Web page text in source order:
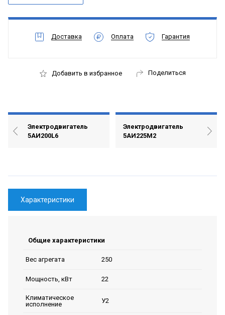
Доставка Оплата Гарантия
Добавить в избранное Поделиться
Электродвигатель
5АИ200L6
Электродвигатель
5АИ225М2
Характеристики
Общие характеристики
Вес агрегата 250
Мощность, кВт 22
Климатическое
исполнение
У2